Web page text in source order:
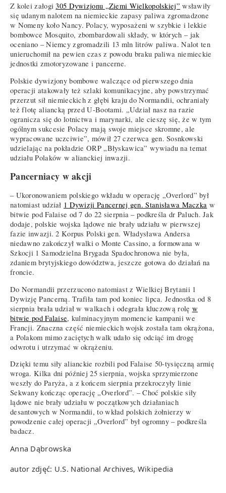
Z kolei załogi305 Dywizjonu „Ziemi Wielkopolskiej” wsławiły
się udanym nalotem na niemieckie zapasy paliwa zgromadzone
w Nomeny koło Nancy. Polacy, wyposażeni w szybkie i lekkie
bombowce Mosquito, zbombardowali składy, w których – jak
oceniano – Niemcy zgromadzili 13 mln litrów paliwa. Nalot ten
unieruchomił na pewien czas z powodu braku paliwa niemieckie
jednostki zmotoryzowane i pancerne.
Polskie dywizjony bombowe walczące od pierwszego dnia
operacji atakowały też szlaki komunikacyjne, aby powstrzymać
przerzut sił niemieckich z głębi kraju do Normandii, ochraniały
też flotę aliancką przed U-Bootami. „Udział nasz na razie
ogranicza się do lotnictwa i marynarki, ale cieszę się, że w tym
ogólnym sukcesie Polacy mają swoje miejsce skromne, ale
wypracowane uczciwie”, mówił 27 czerwca gen. Sosnkowski
udzielając na pokładzie ORP „Błyskawica” wywiadu na temat
udziału Polaków w alianckiej inwazji.
Pancerniacy w akcji
– Ukoronowaniem polskiego wkładu w operację „Overlord” był
natomiast udział 1 Dywizji Pancernej gen. Stanisława Maczka w
bitwie pod Falaise od 7 do 22 sierpnia – podkreśla dr Paluch. Jak
dodaje, polskie wojska lądowe nie brały udziału w pierwszej
fazie inwazji. 2 Korpus Polski gen. Władysława Andersa
niedawno zakończył walki o Monte Cassino, a formowana w
Szkocji 1 Samodzielna Brygada Spadochronowa nie była,
zdaniem brytyjskiego dowództwa, jeszcze gotowa do działań na
froncie.
Do Normandii przerzucono natomiast z Wielkiej Brytanii 1
Dywizję Pancerną. Trafiła tam pod koniec lipca. Jednostka od 8
sierpnia brała udział w walkach i odegrała kluczową rolę w
bitwie pod Falaise, kulminacyjnym momencie kampanii we
Francji. Znaczna część niemieckich wojsk została tam okrążona,
a Polakom mimo zaciętych walk udało się odciąć im drogę
odwrotu i utrzymać w okrążeniu.
Dzięki temu siły alianckie rozbili pod Falaise 50-tysięczną armię
wroga. Kilka dni później 25 sierpnia, wojska sprzymierzone
weszły do Paryża, a z końcem sierpnia przekroczyły linie
Sekwany kończąc operację „Overlord”. – Choć polskie siły
lądowe nie brały udziału w początkowych działaniach
desantowych w Normandii, to wkład polskich żołnierzy w
powodzenie całej operacji „Overlord” był ogromny – podkreśla
badacz.
Anna Dąbrowska
autor zdjęć: U.S. National Archives, Wikipedia